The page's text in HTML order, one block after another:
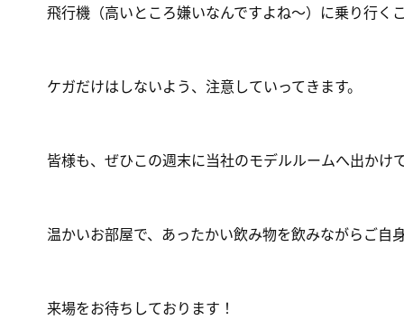
飛行機（高いところ嫌いなんですよね～）に乗り行く
ケガだけはしないよう、注意していってきます。
皆様も、ぜひこの週末に当社のモデルルームへ出かけ
温かいお部屋で、あったかい飲み物を飲みながらご自
来場をお待ちしております！